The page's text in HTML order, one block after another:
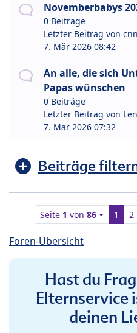
Novemberbabys
0 Beiträge
Letzter Beitrag von
7. Mär 2026 08:42
An alle, die sich
Papas wünschen
0 Beiträge
Letzter Beitrag von
7. Mär 2026 07:32
Beiträge
Seite 1 von86 1 2
Foren-Übersicht
Hast du
Elternservice
deinen